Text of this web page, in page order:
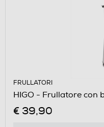
FRULLATORI
HIGO - Frullatore con
€ 39,90